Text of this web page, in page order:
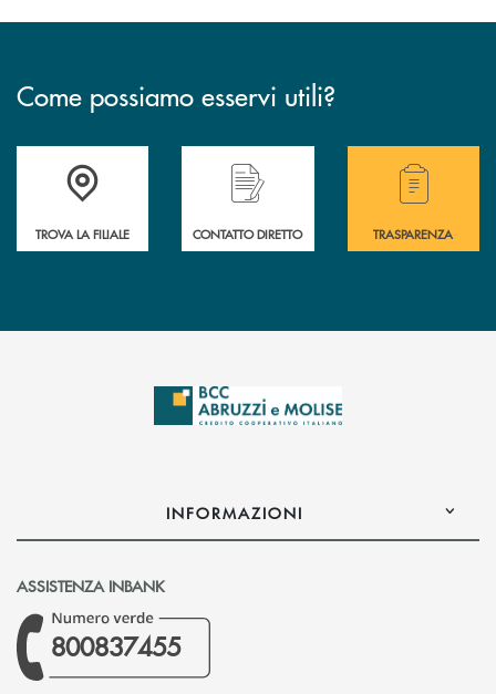
Come possiamo esservi utili?
Accedi all' elenco completo delle filiali .
TROVA LA FILIALE CONTATTO DIRETTO
Hai bisogno di
TRASPARENZA
INFORMAZIONI
ASSISTENZA INBANK
800837455